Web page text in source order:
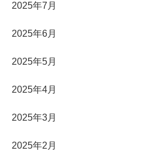
2025年7月
2025年6月
2025年5月
2025年4月
2025年3月
2025年2月